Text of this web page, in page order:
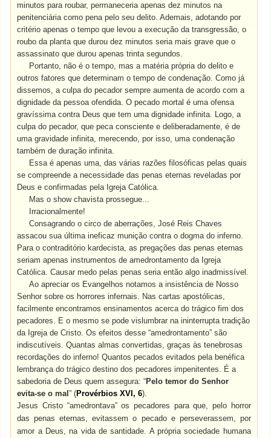
minutos para roubar, permaneceria apenas dez minutos na
penitenciária como pena pelo seu delito. Ademais, adotando por
critério apenas o tempo que levou a execução da transgressão, o
roubo da planta que durou dez minutos seria mais grave que o
assassinato que durou apenas trinta segundos.
Portanto, não é o tempo, mas a matéria própria do delito e
outros fatores que determinam o tempo de condenação. Como já
dissemos, a culpa do pecador sempre aumenta de acordo com a
dignidade da pessoa ofendida. O pecado mortal é uma ofensa
gravíssima contra Deus que tem uma dignidade infinita. Logo, a
culpa do pecador, que peca consciente e deliberadamente, é de
uma gravidade infinita, merecendo, por isso, uma condenação
também de duração infinita.
Essa é apenas uma, das várias razões filosóficas pelas quais
se compreende a necessidade das penas eternas reveladas por
Deus e confirmadas pela Igreja Católica.
Mas o show chavista prossegue...
Irracionalmente!
Consagrando o circo de aberrações, José Reis Chaves
assacou sua última ineficaz munição contra o dogma do inferno.
Para o contraditório kardecista, as pregações das penas eternas
seriam apenas instrumentos de amedrontamento da Igreja
Católica. Causar medo pelas penas seria então algo inadmissível.
Ao apreciar os Evangelhos notamos a insistência de Nosso
Senhor sobre os horrores infernais. Nas cartas apostólicas,
facilmente encontramos ensinamentos acerca do trágico fim dos
pecadores. E o mesmo se pode vislumbrar na ininterrupta tradição
da Igreja de Cristo. Os efeitos desse “amedrontamento” são
indiscutíveis. Quantas almas convertidas, graças às tenebrosas
recordações do inferno! Quantos pecados evitados pela benéfica
lembrança do trágico destino dos pecadores impenitentes. É a
sabedoria de Deus quem assegura: “Pelo temor do Senhor
evita-se o mal” (Provérbios XVI, 6).
Jesus Cristo “amedrontava” os pecadores para que, pelo horror
das penas eternas, evitassem o pecado e perseverassem, por
amor a Deus, na vida de santidade. A própria sociedade humana